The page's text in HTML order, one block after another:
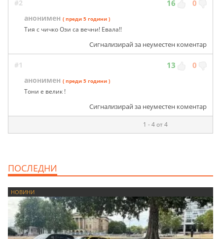
#2 16 0
анонимен ( преди 5 години )
Тия с чичко Ози са вечни! Евала!!
Сигнализирай за неуместен коментар
#1 13 0
анонимен ( преди 5 години )
Тони е велик !
Сигнализирай за неуместен коментар
1 - 4 от 4
ПОСЛЕДНИ
НОВИНИ